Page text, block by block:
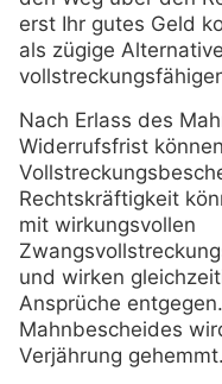
erst Ihr gutes Geld
als zügige
Nach Erlass des
Widerrufsfrist
Rechtskräftigkeit
mit wirkungsvollen
und wirken
Ansprüche
Mahnbescheides
Verjährung gehemmt.